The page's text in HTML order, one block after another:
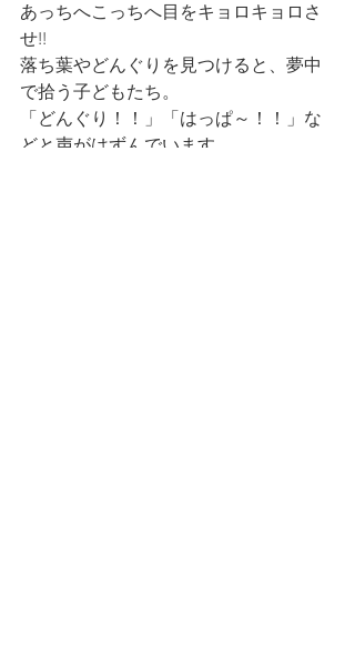
あっちへこっちへ目をキョロキョロさ
せ!!
落ち葉やどんぐりを見つけると、夢中
で拾う子どもたち。
「どんぐり！！」「はっぱ～！！」な
どと声がはずんでいます。